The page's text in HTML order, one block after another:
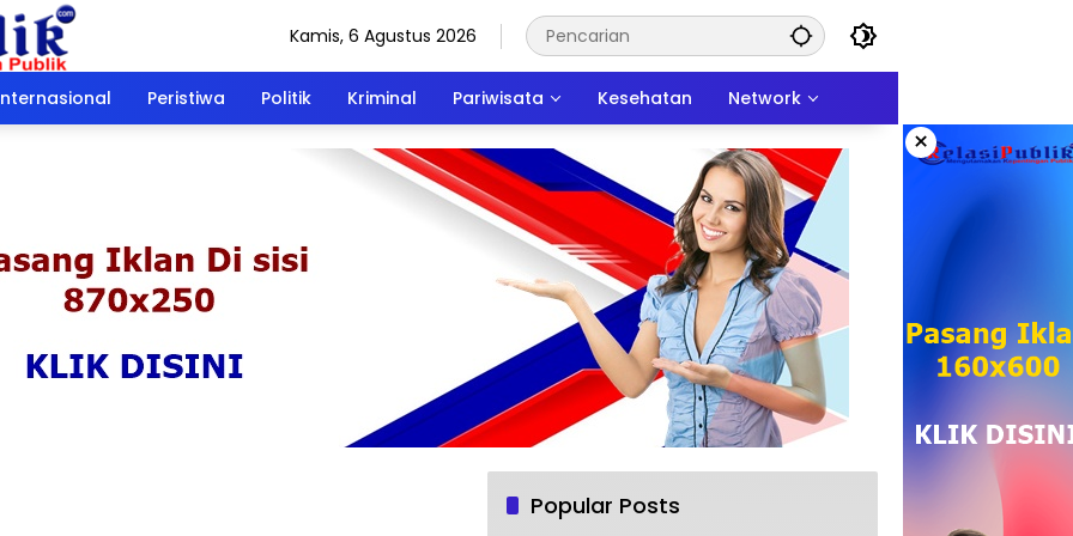
Kamis, 6 Agustus 2026
Peristiwa Politik Kriminal Pariwisata Kesehatan Network
×
Popular Posts